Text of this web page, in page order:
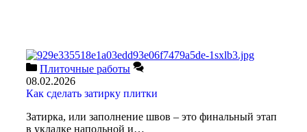
Плиточные работы
08.02.2026
Как сделать затирку плитки
Затирка, или заполнение швов – это финальный этап
в укладке напольной и…